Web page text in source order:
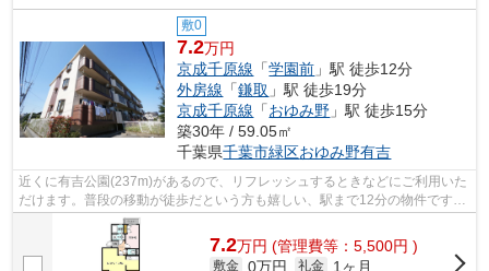
敷0
7.2万円
京成千原線 「学園前 」駅 徒歩12分
外房線 「鎌取 」駅 徒歩19分
京成千原線 「おゆみ野 」駅 徒歩15分
築30年 / 59.05㎡
千葉県千葉市緑区おゆみ野有吉
近くに有吉公園(237m)があるので、リフレッシュするときなどにご利用いた
だけます。普段の移動が徒歩だという方も嬉しい、駅まで12分の物件です。
ちょっとした街並みの様な大型タウン...
7.2万円 (管理費等：5,500円 )
敷金 0万円 礼金
1ヶ月